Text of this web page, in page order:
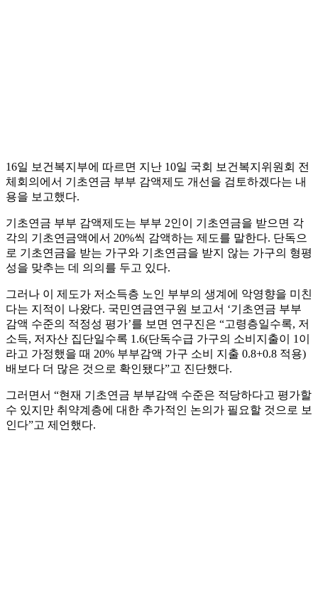
16일 보건복지부에 따르면 지난 10일 국회 보건복지위원회 전
체회의에서 기초연금 부부 감액제도 개선을 검토하겠다는 내
용을 보고했다.
기초연금 부부 감액제도는 부부 2인이 기초연금을 받으면 각
각의 기초연금액에서 20%씩 감액하는 제도를 말한다. 단독으
로 기초연금을 받는 가구와 기초연금을 받지 않는 가구의 형평
성을 맞추는 데 의의를 두고 있다.
그러나 이 제도가 저소득층 노인 부부의 생계에 악영향을 미친
다는 지적이 나왔다. 국민연금연구원 보고서 ‘기초연금 부부
감액 수준의 적정성 평가’를 보면 연구진은 “고령층일수록, 저
소득, 저자산 집단일수록 1.6(단독수급 가구의 소비지출이 1이
라고 가정했을 때 20% 부부감액 가구 소비 지출 0.8+0.8 적용)
배보다 더 많은 것으로 확인됐다”고 진단했다.
그러면서 “현재 기초연금 부부감액 수준은 적당하다고 평가할
수 있지만 취약계층에 대한 추가적인 논의가 필요할 것으로 보
인다”고 제언했다.